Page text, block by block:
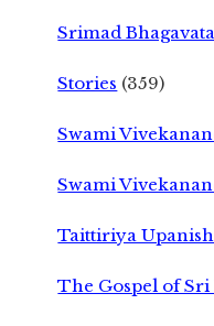
Srimad
Stories (359)
Swami
Swami
Taittiriya
The Gospel of